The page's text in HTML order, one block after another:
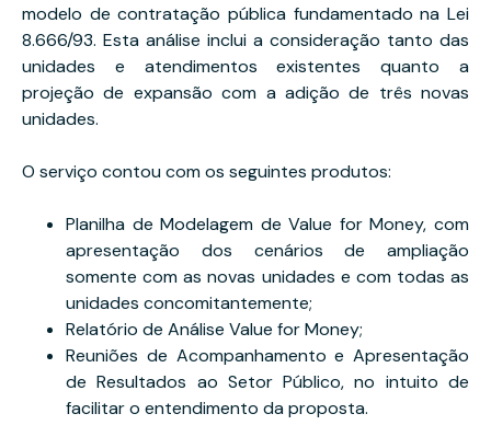
modelo de contratação pública fundamentado na Lei
8.666/93. Esta análise inclui a consideração tanto das
unidades e atendimentos existentes quanto a
projeção de expansão com a adição de três novas
unidades.
O serviço contou com os seguintes produtos:
Planilha de Modelagem de Value for Money, com
apresentação dos cenários de ampliação
somente com as novas unidades e com todas as
unidades concomitantemente;
Relatório de Análise Value for Money;
Reuniões de Acompanhamento e Apresentação
de Resultados ao Setor Público, no intuito de
facilitar o entendimento da proposta.